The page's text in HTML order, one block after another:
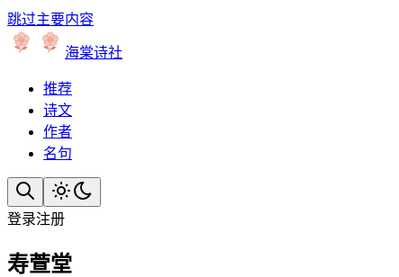
跳过主要内容
海棠诗社
推荐
诗文
作者
名句
登录注册
寿萱堂